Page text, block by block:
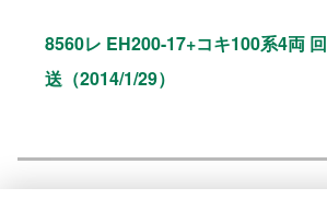
8560レ EH200-17+コキ100系4両 回
送（2014/1/29）